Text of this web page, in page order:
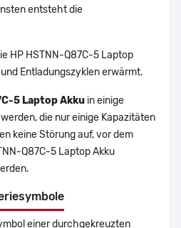
entsteht die
HP HSTNN-Q87C-5 Laptop
Entladungszyklen erwärmt.
5 Laptop Akku in einige
die nur einige Kapazitäten
keine Störung auf, vor dem
Q87C-5 Laptop Akku
einer durchgekreuzten